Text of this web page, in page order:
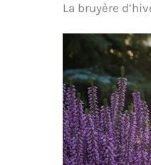
La bruyère